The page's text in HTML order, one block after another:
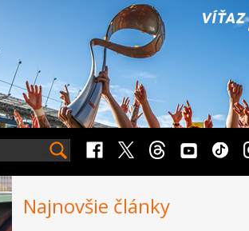
Najnovšie články